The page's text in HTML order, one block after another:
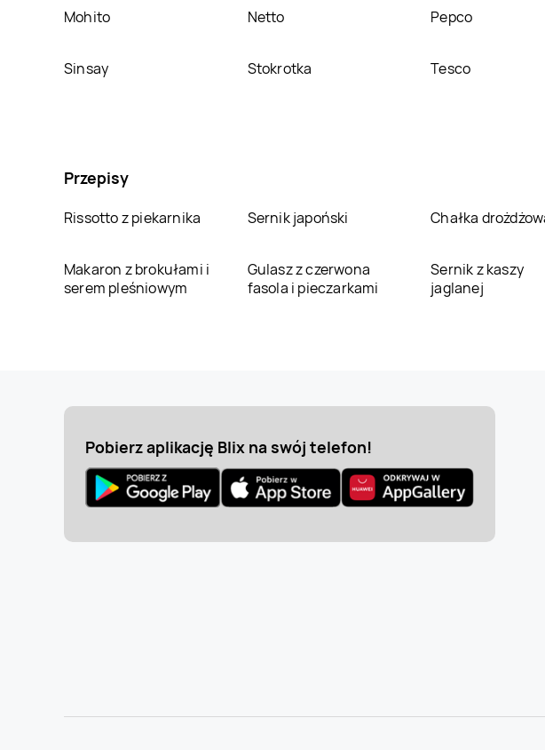
Mohito Netto Pepco
Sinsay Stokrotka Tesco
Przepisy
Rissotto z piekarnika Sernik japoński Chałka
Makaron z brokułami i
serem pleśniowym
Gulasz z czerwona
fasola i pieczarkami
Sernik z kaszy
jaglanej
Pobierz aplikację Blix na swój telefon!